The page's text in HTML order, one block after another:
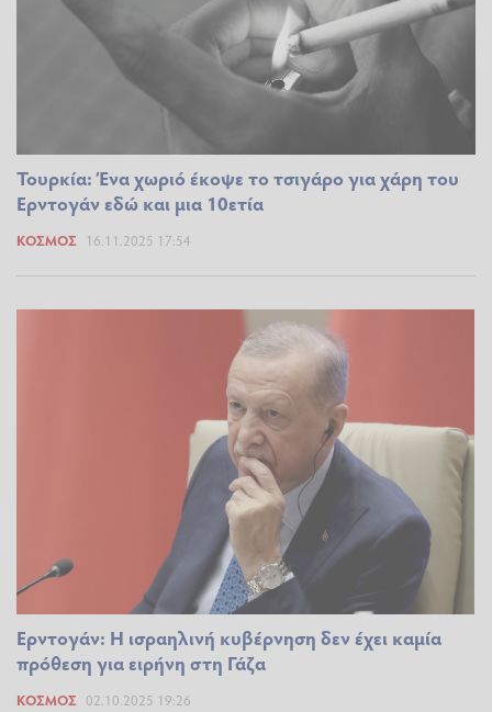
Τουρκία: Ένα χωριό έκοψε το τσιγάρο για χάρη του
Ερντογάν εδώ και μια 10ετία
ΚΌΣΜΟΣ 16.11.2025 17:54
Ερντογάν: Η ισραηλινή κυβέρνηση δεν έχει καμία
πρόθεση για ειρήνη στη Γάζα
ΚΌΣΜΟΣ 02.10.2025 19:26